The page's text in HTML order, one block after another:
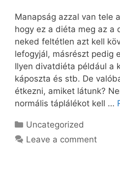
Manapság azzal van tele
hogy ez a diéta meg az a
neked feltétlen azt kell
lefogyjál, másrészt pedig
Ilyen divatdiéta például a
káposzta és stb. De
étkezni, amiket látunk?
normális táplálékot kell …
Categories
Uncategorized
Leave a comment